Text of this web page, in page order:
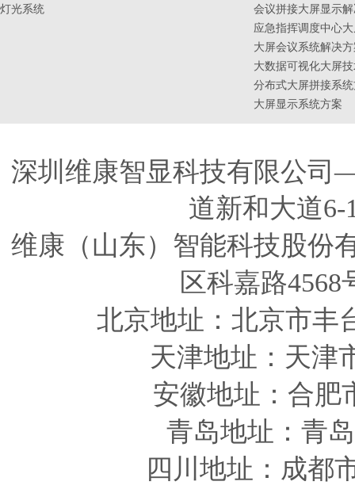
灯光系统
会议拼接大屏显示
应急指挥调度中心
大屏会议系统解决
大数据可视化大屏
分布式大屏拼接系
大屏显示系统方案
深圳维康智显科技有限公
道新和大道6-
维康（山东）智能科技股
区科嘉路
北京地址：北京市丰
天津地址 ：天津
安徽地址 ：合
青岛地址 ：青
四川 地址 ：成都